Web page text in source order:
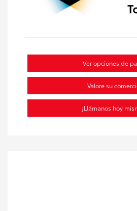
Ver opciones de
Valore su
¡Llámanos hoy